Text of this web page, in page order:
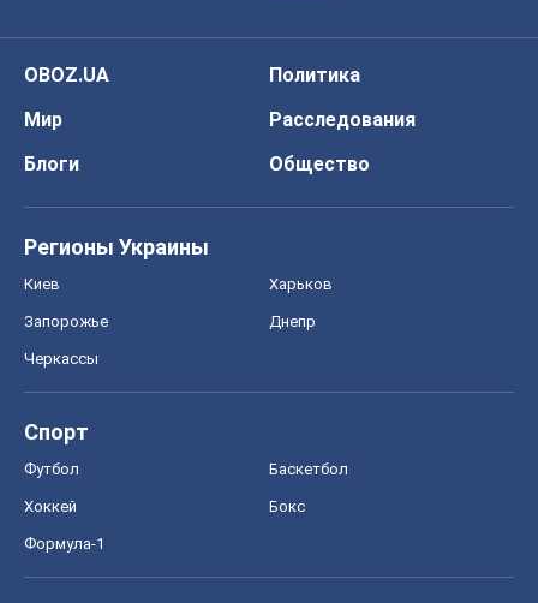
OBOZ.UA
Политика
Мир
Расследования
Блоги
Общество
Регионы Украины
Киев Харьков
Запорожье Днепр
Черкассы
Спорт
Футбол Баскетбол
Хоккей Бокс
Формула-1